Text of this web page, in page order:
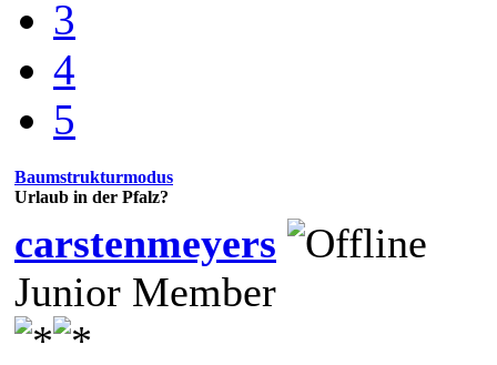
3
4
5
Baumstrukturmodus
Urlaub in der Pfalz?
carstenmeyers
Junior Member